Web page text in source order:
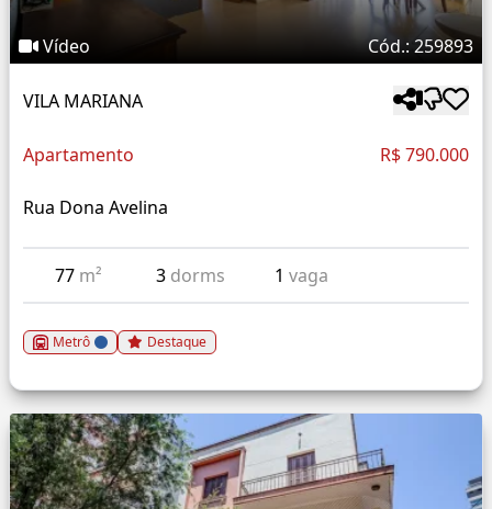
Vídeo Cód.: 259893
VILA MARIANA
Apartamento R$ 790.000
Rua Dona Avelina
77 m² 3 dorms 1vaga
Metrô Destaque